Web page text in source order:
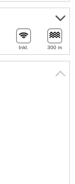
Inkl. 300 m